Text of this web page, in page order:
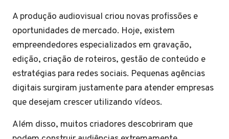
A produção audiovisual criou novas profissões e
oportunidades de mercado. Hoje, existem
empreendedores especializados em gravação,
edição, criação de roteiros, gestão de conteúdo e
estratégias para redes sociais. Pequenas agências
digitais surgiram justamente para atender empresas
que desejam crescer utilizando vídeos.
Além disso, muitos criadores descobriram que